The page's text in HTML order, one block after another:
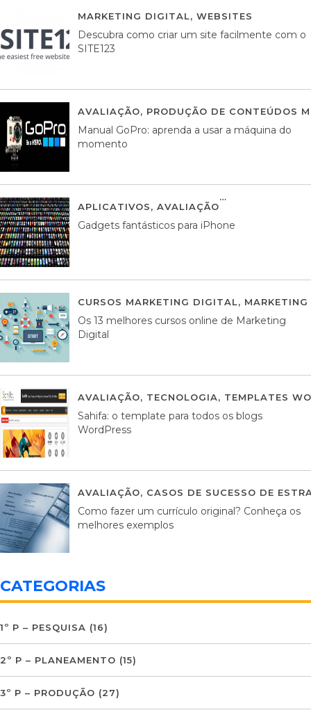
MARKETING DIGITAL, WEBSITES
Descubra como criar um site facilmente com o
SITE123
AVALIAÇÃO, PRODUÇÃO DE CONTEÚDOS
Manual GoPro: aprenda a usar a máquina do
momento
APLICATIVOS, AVALIAÇÃO
Gadgets fantásticos para iPhone
CURSOS MARKETING DIGITAL,
Os 13 melhores cursos online de Marketing
Digital
AVALIAÇÃO, TECNOLOGIA, TEMPLATES
Sahifa: o template para todos os blogs
WordPress
AVALIAÇÃO, CASOS DE SUCESSO DE
Como fazer um currículo original? Conheça os
melhores exemplos
CATEGORIAS
1º P – PESQUISA (16)
2º P – PLANEAMENTO (15)
3º P – PRODUÇÃO (27)